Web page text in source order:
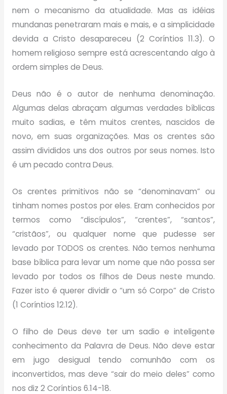
nem o mecanismo da atualidade. Mas as idéias
mundanas penetraram mais e mais, e a simplicidade
devida a Cristo desapareceu (2 Coríntios 11.3). O
homem religioso sempre está acrescentando algo à
ordem simples de Deus.
Deus não é o autor de nenhuma denominação.
Algumas delas abraçam algumas verdades bíblicas
muito sadias, e têm muitos crentes, nascidos de
novo, em suas organizações. Mas os crentes são
assim divididos uns dos outros por seus nomes. Isto
é um pecado contra Deus.
Os crentes primitivos não se “denominavam” ou
tinham nomes postos por eles. Eram conhecidos por
termos como “discípulos”, “crentes”, “santos”,
“cristãos”, ou qualquer nome que pudesse ser
levado por TODOS os crentes. Não temos nenhuma
base bíblica para levar um nome que não possa ser
levado por todos os filhos de Deus neste mundo.
Fazer isto é querer dividir o “um só Corpo” de Cristo
(1 Coríntios 12.12).
O filho de Deus deve ter um sadio e inteligente
conhecimento da Palavra de Deus. Não deve estar
em jugo desigual tendo comunhão com os
inconvertidos, mas deve “sair do meio deles” como
nos diz 2 Coríntios 6.14-18.